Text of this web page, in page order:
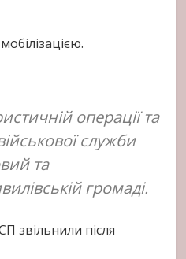
операції та
служби
та
громаді.
звільнили після